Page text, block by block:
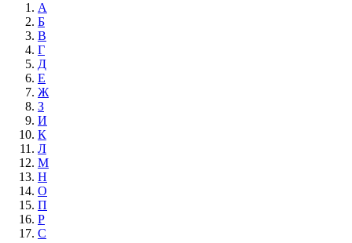
А
Б
В
Г
Д
Е
Ж
З
И
К
Л
М
Н
О
П
Р
С